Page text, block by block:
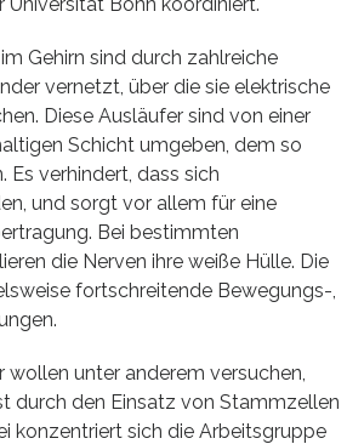
Gehirn sind durch zahlreiche
vernetzt, über die sie elektrische
Diese Ausläufer sind von einer
Schicht umgeben, dem so
Es verhindert, dass sich
und sorgt vor allem für eine
Bei bestimmten
die Nerven ihre weiße Hülle. Die
fortschreitende Bewegungs-,
wollen unter anderem versuchen,
durch den Einsatz von Stammzellen
konzentriert sich die Arbeitsgruppe